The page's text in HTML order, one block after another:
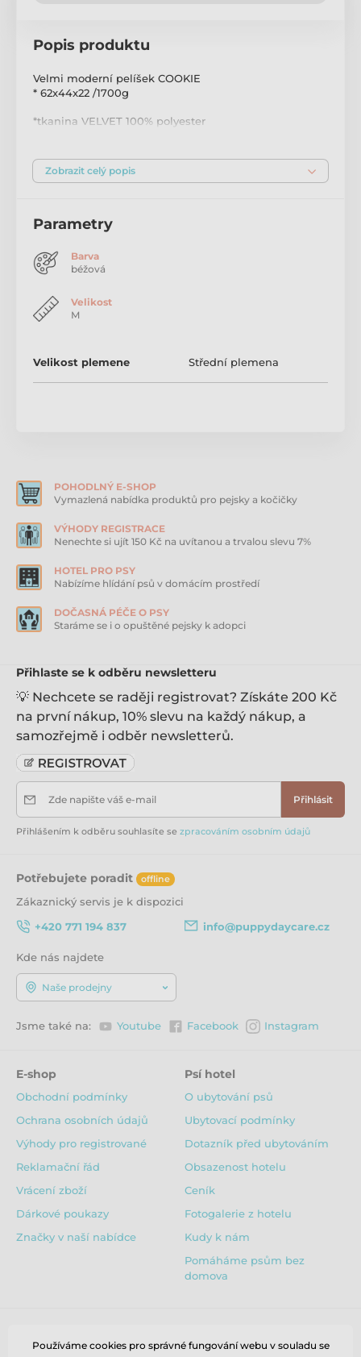
Popis produktu
Velmi moderní pelíšek COOKIE
* 62x44x22 /1700g
*tkanina VELVET 100% polyester
*stylový vzhled
*lze prát v pračce na 30C
Zobrazit celý popis
Parametry
Barva
béžová
Velikost
M
Velikost plemene Střední plemena
POHODLNÝ E-SHOP
Vymazlená nabídka produktů pro pejsky a kočičky
VÝHODY REGISTRACE
Nenechte si ujít 150 Kč na uvítanou a trvalou slevu 7%
HOTEL PRO PSY
Nabízíme hlídání psů v domácím prostředí
DOČASNÁ PÉČE O PSY
Staráme se i o opuštěné pejsky k adopci
Přihlaste se k odběru newsletteru
💡 Nechcete se raději registrovat? Získáte 200 Kč
na první nákup, 10% slevu na každý nákup, a
samozřejmě i odběr newsletterů.
Zde napište váš e-mail Přihlásit
Přihlášením k odběru souhlasíte se zpracováním osobním údajů
Potřebujete poradit offline
Zákaznický servis je k dispozici
+420 771 194 837
info@puppydaycare.cz
Kde nás najdete
Naše prodejny
Jsme také na: Youtube Facebook Instagram
E-shop
Obchodní podmínky
Ochrana osobních údajů
Výhody pro registrované
Reklamační řád
Vrácení zboží
Dárkové poukazy
Značky v naší nabídce
Psí hotel
O ubytování psů
Ubytovací podmínky
Dotazník před ubytováním
Obsazenost hotelu
Ceník
Fotogalerie z hotelu
Kudy k nám
Pomáháme psům bez
domova
Používáme cookies pro správné fungování webu v souladu se